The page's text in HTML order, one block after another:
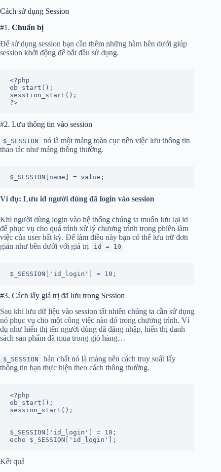
Cách sử dụng Session
#1. Chuẩn bị
Để sử dụng session bạn cần thêm những hàm bên dưới giúp
session khởi động để bắt đầu sử dụng.
<?php
ob_start();
sesstion_start();
?>
#2. Lưu thông tin vào session
$_SESSION
nó là một mảng toàn cục nên việc lưu thông tin
thao tác như mảng thông thường.
$_SESSION[name] = value;
Ví dụ: Lưu id người dùng đã login vào session
Khi người dùng login vào hệ thống chúng ta muốn lưu lại id
để phục vụ cho quá trình xử lý chương trình trong phiên làm
việc của user bất kỳ. Để làm điều này bạn có thể lưu trữ đơn
giản như bên dưới với giá trị
id = 10
$_SESSION['id_login'] = 10;
#3. Cách lấy giá trị đã lưu trong Session
Sau khi lưu dữ liệu vào session tất nhiên chúng ta cần sử dụng
nó phục vụ cho một công việc nào đó trong chương trình. Ví
dụ như hiển thị tên người dùng đã đăng nhập, hiển thị danh
sách sản phẩm đã mua trong giỏ hàng…
$_SESSION
bản chất nó là mảng nên cách truy suất lấy
thông tin bạn thực hiện theo cách thông thường.
<?php
ob_start();
session_start();
$_SESSION['id_login'] = 10;
echo $_SESSION['id_login'];
Kết quả